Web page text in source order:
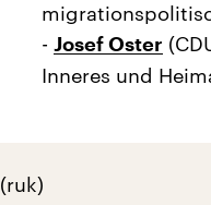
- Josef Oster
Inneres und
(ruk)